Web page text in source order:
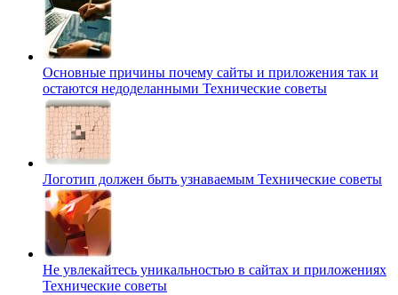
Основные причины почему сайты и приложения так и
остаются недоделанными Технические советы
Логотип должен быть узнаваемым Технические советы
Не увлекайтесь уникальностью в сайтах и приложениях
Технические советы